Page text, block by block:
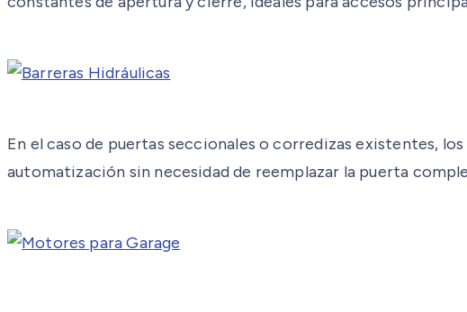
En el caso de puertas seccionales o corredizas existentes,
automatización sin necesidad de reemplazar la puerta